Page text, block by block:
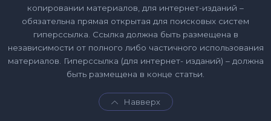
копировании материалов, для интернет-изданий –
обязательна прямая открытая для поисковых систем
гиперссылка. Ссылка должна быть размещена в
независимости от полного либо частичного использования
материалов. Гиперссылка (для интернет- изданий) – должна
быть размещена в конце статьи.
Навверх